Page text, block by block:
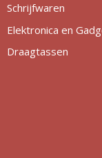
Schrijfwaren
Elektronica en
Draagtassen